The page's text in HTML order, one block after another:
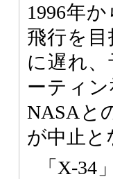
1996年
飛行を
に遅れ
ーティ
NASAと
が中止と
「X-